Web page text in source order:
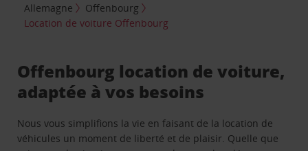
Allemagne
Offenbourg
Location de voiture Offenbourg
Offenbourg location de voiture,
adaptée à vos besoins
Nous vous simplifions la vie en faisant de la location de
véhicules un moment de liberté et de plaisir. Quelle que